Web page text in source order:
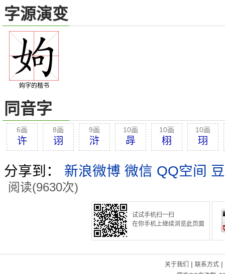
字源演变
姁字的楷书
同音字
6画
许
8画
诩
9画
浒
10画
冔
10画
栩
10画
珝
分享到： 新浪微博 微信 QQ空间
阅读(9630次)
试试手机扫一扫
在你手机上继续浏览此页面
关于我们 | 联系方式|